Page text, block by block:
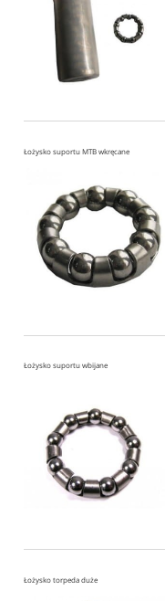
Łożysko suportu MTB wkręcane
Łożysko suportu wbijane
Łożysko torpeda duże